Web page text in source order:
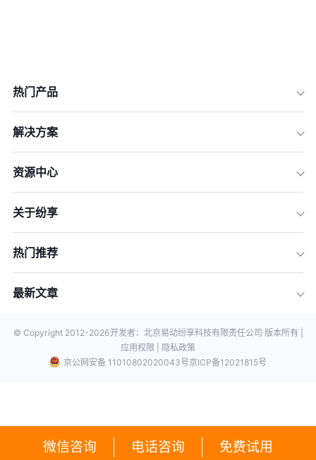
微信咨询 电话咨询 免费试用
热门产品
解决方案
资源中心
关于纷享
热门推荐
最新文章
© Copyright 2012-2026开发者：北京易动纷享科技有限责任公司 版本所有 |
应用权限 |
隐私政策
京公网安备 11010802020043号京ICP备12021815号